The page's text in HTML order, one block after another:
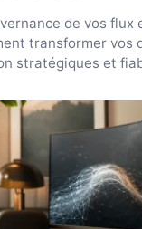
de vos flux
transformer vos
stratégiques et